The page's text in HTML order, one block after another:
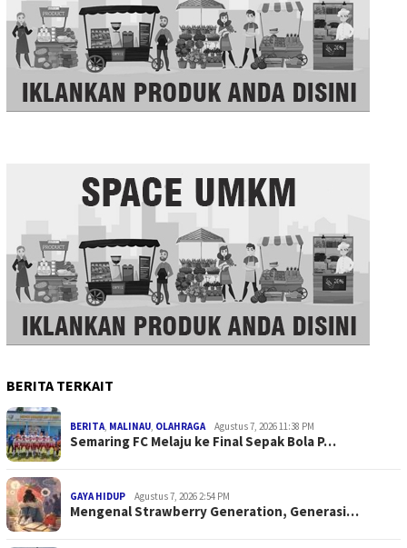
BERITA TERKAIT
BERITA, MALINAU, OLAHRAGA Agustus 7, 2026 11:38 PM
Semaring FC Melaju ke Final Sepak Bola P…
GAYA HIDUP Agustus 7, 2026 2:54 PM
Mengenal Strawberry Generation, Generasi…